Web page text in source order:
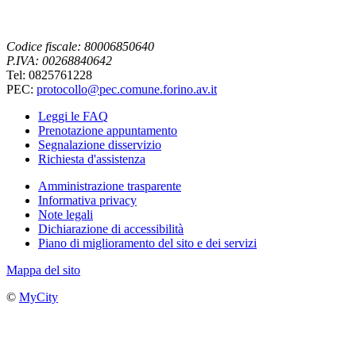
Codice fiscale: 80006850640
P.IVA: 00268840642
Tel: 0825761228
PEC: protocollo@pec.comune.forino.av.it
Leggi le FAQ
Prenotazione appuntamento
Segnalazione disservizio
Richiesta d'assistenza
Amministrazione trasparente
Informativa privacy
Note legali
Dichiarazione di accessibilità
Piano di miglioramento del sito e dei servizi
Mappa del sito
© MyCity